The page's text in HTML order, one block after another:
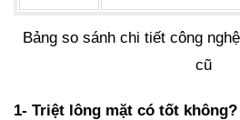
Bảng so sánh chi tiết công
cũ
1- Triệt lông mặt có tốt không?